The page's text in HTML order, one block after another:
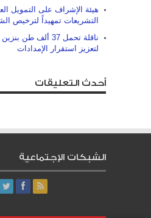
هيئة الإشراف على التمويل
التشريعات تمهيداً لترخيص
ناقلة تحمل 37
لتعزيز استقرار الإمدادات
أحدث التعليقات
الشبكات الإجتماعية